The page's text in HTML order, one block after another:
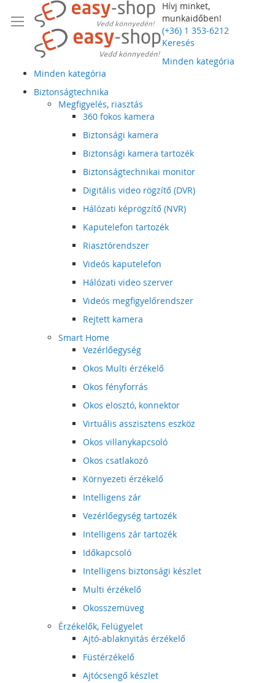
Hívj minket,
munkaidőben!
(+36) 1 353-6212
Keresés
Minden kategória
Minden kategória
Biztonságtechnika
Megfigyelés, riasztás
360 fokos kamera
Biztonsági kamera
Biztonsági kamera tartozék
Biztonságtechnikai monitor
Digitális video rögzítő (DVR)
Hálózati képrögzítő (NVR)
Kaputelefon tartozék
Riasztórendszer
Videós kaputelefon
Hálózati video szerver
Videós megfigyelőrendszer
Rejtett kamera
Smart Home
Vezérlőegység
Okos Multi érzékelő
Okos fényforrás
Okos elosztó, konnektor
Virtuális asszisztens eszköz
Okos villanykapcsoló
Okos csatlakozó
Környezeti érzékelő
Intelligens zár
Vezérlőegység tartozék
Intelligens zár tartozék
Időkapcsoló
Intelligens biztonsági készlet
Multi érzékelő
Okosszemüveg
Érzékelők, Felügyelet
Ajtó-ablaknyitás érzékelő
Füstérzékelő
Ajtócsengő készlet